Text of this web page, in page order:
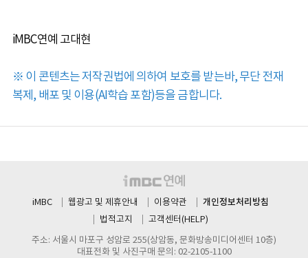
iMBC연예 고대현
※ 이 콘텐츠는 저작권법에 의하여 보호를 받는바, 무단 전재
복제, 배포 및 이용(AI학습 포함)등을 금합니다.
iMBC 웹광고 및 제휴안내 이용약관 개인정보처리방침
법적고지
고객센터(HELP)
주소: 서울시 마포구 성암로 255(상암동, 문화방송미디어센터 10층)
대표전화 및 사진구매 문의: 02-2105-1100